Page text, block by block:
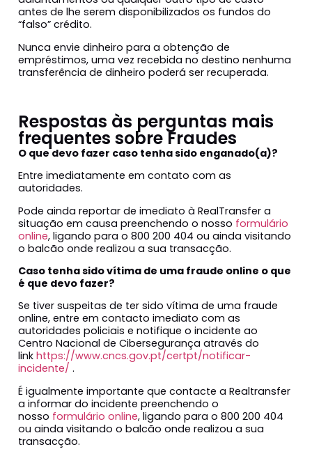
antes de lhe serem disponibilizados os fundos do
“falso” crédito.
Nunca envie dinheiro para a obtenção de
empréstimos, uma vez recebida no destino nenhuma
transferência de dinheiro poderá ser recuperada.
Respostas às perguntas mais
frequentes sobre Fraudes
O que devo fazer caso tenha sido enganado(a)?
Entre imediatamente em contato com as
autoridades.
Pode ainda reportar de imediato à RealTransfer a
situação em causa preenchendo o nosso formulário
online, ligando para o 800 200 404 ou ainda visitando
o balcão onde realizou a sua transacção.
Caso tenha sido vítima de uma fraude online o que
é que devo fazer?
Se tiver suspeitas de ter sido vítima de uma fraude
online, entre em contacto imediato com as
autoridades policiais e notifique o incidente ao
Centro Nacional de Cibersegurança através do
link https://www.cncs.gov.pt/certpt/notificar-
incidente/ .
É igualmente importante que contacte a Realtransfer
a informar do incidente preenchendo o
nosso formulário online, ligando para o 800 200 404
ou ainda visitando o balcão onde realizou a sua
transacção.